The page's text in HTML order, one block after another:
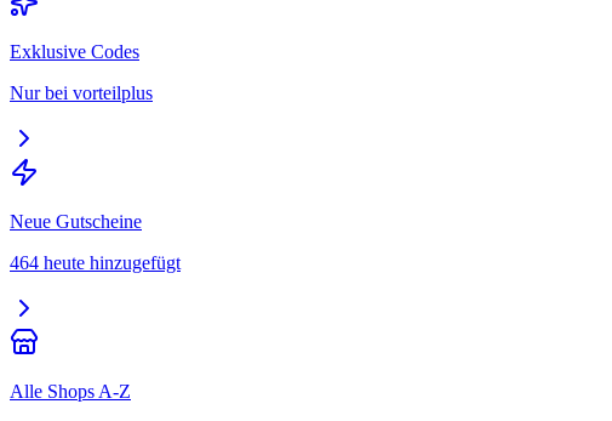
Exklusive Codes
Nur bei vorteilplus
Neue Gutscheine
464 heute hinzugefügt
Alle Shops A-Z